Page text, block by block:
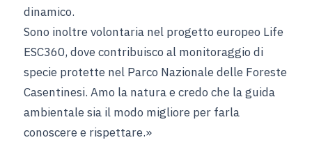
dinamico.
Sono inoltre volontaria nel progetto europeo Life
ESC360, dove contribuisco al monitoraggio di
specie protette nel Parco Nazionale delle Foreste
Casentinesi. Amo la natura e credo che la guida
ambientale sia il modo migliore per farla
conoscere e rispettare.»